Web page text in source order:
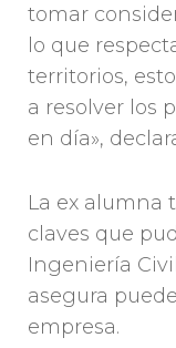
tomar
lo que
territorios,
a resolver los
en día»,
La ex alumna
claves que
Ingeniería
asegura
empresa.